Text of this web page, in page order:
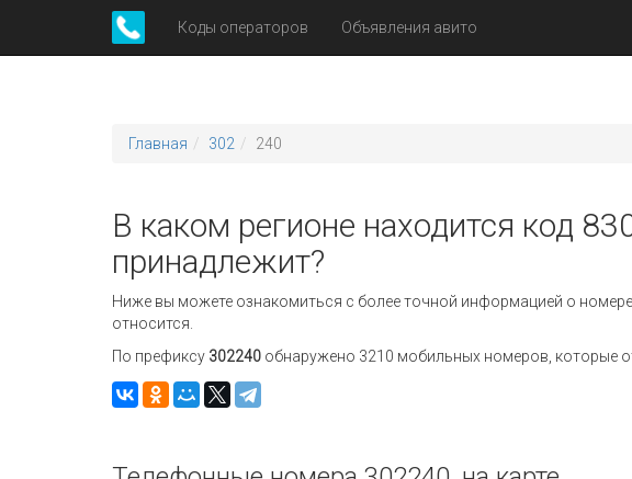
Коды операторов Объявления авито
Главная 302 240
В каком регионе находится код
принадлежит?
Ниже вы можете ознакомиться с более точной информацией о
относится.
По префиксу 302240 обнаружено 3210 мобильных номеров, которые